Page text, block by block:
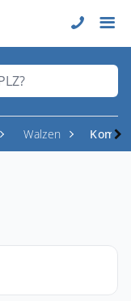
Walzen